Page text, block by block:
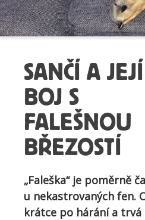
SANČÍ A JEJÍ
BOJ S
FALEŠNOU
BŘEZOSTÍ
„Faleška“ je poměrně
u nekastrovaných fen.
krátce po hárání a trvá